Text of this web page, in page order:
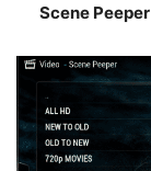
Scene Peeper